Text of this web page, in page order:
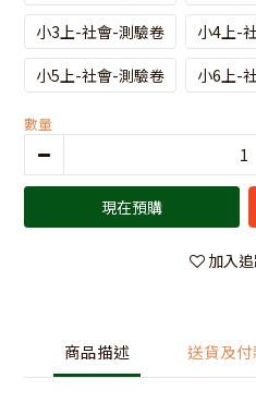
小3上-社會-測驗卷
小4上-
小5上-社會-測驗卷
小6上-
數量
現在預購
加入
商品描述 送貨及